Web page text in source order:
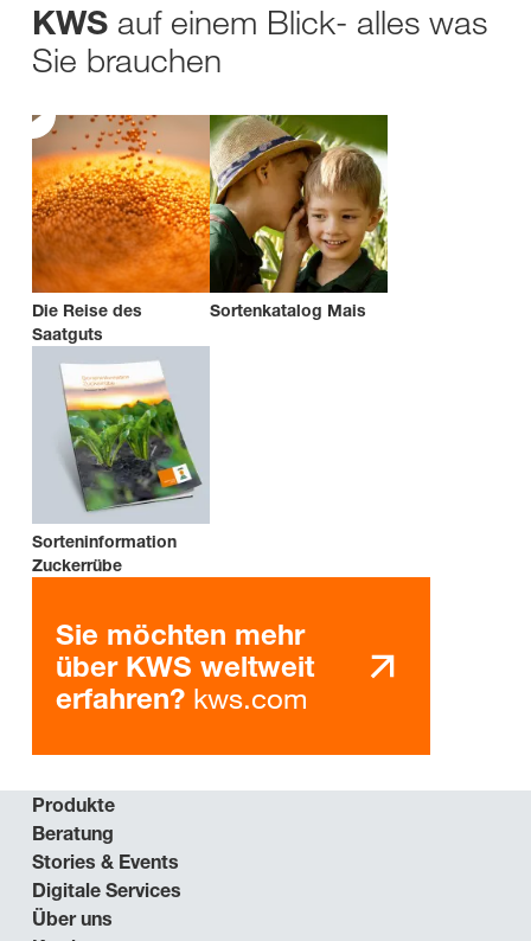
KWS auf einem Blick- alles was
Sie brauchen
Die Reise des
Saatguts
Sortenkatalog Mais
Sorteninformation
Zuckerrübe
Sie möchten mehr
über KWS weltweit
erfahren? kws.com
Produkte
Beratung
Stories & Events
Digitale Services
Über uns